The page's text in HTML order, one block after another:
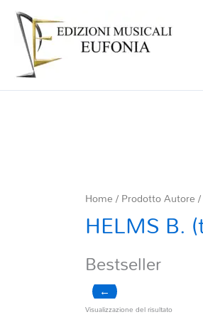
Home/ Prodotto Autore
HELMS B.
Bestseller
←
Visualizzazione del risultato